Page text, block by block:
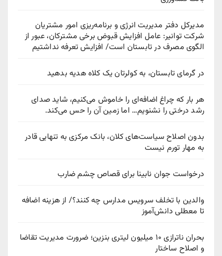
مدیرکل دفتر مدیریت انرژی و برنامه‌ریزی امور مشتریان
شرکت توانیر: عامل افزایش قبوض برخی مشترکان، عبور از
الگوی مصرف در تابستان است/ افزایش تعرفه نداشتیم
در گرمای تابستان، به کولرتان یک کلاه هدیه بدهید
هر بار که چراغ اضافه‌ای را خاموش می‌کنیم، شاید صدای
رشد درختی را نشنویم… اما زمین آن را حس می‌کند.
بدون اصلاح سیاست‌های کلان، بانک مرکزی به تنهایی قادر
به مهار تورم نیست
درخواست جوان نابینا برای قصاص چشم ضارب
والدین با تخلف سرویس مدارس چه کنند؟/ از هزینه اضافه
تا معطلی دانش‌آموز
بحران ناترازی ۱۰ میلیون لیتری بنزین؛ ضرورت مدیریت تقاضا
و اصلاح ساختار